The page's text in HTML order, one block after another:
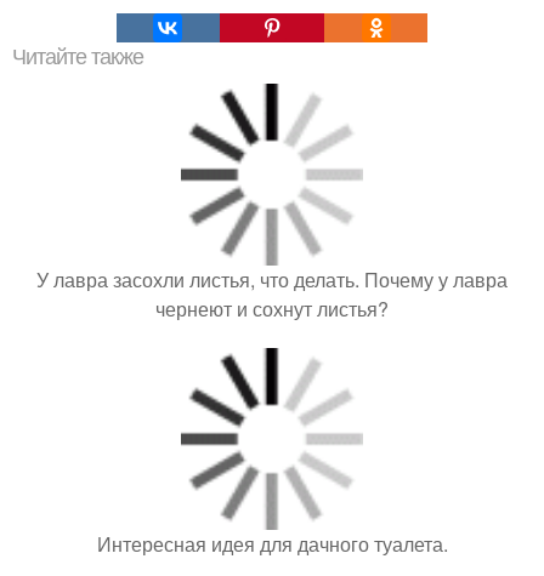
Читайте также
У лавра засохли листья, что делать. Почему у лавра
чернеют и сохнут листья?
Интересная идея для дачного туалета.